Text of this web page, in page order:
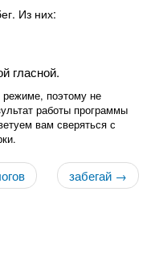
Из них:
гласной.
режиме, поэтому не
работы программы
вам сверяться с
забегай →